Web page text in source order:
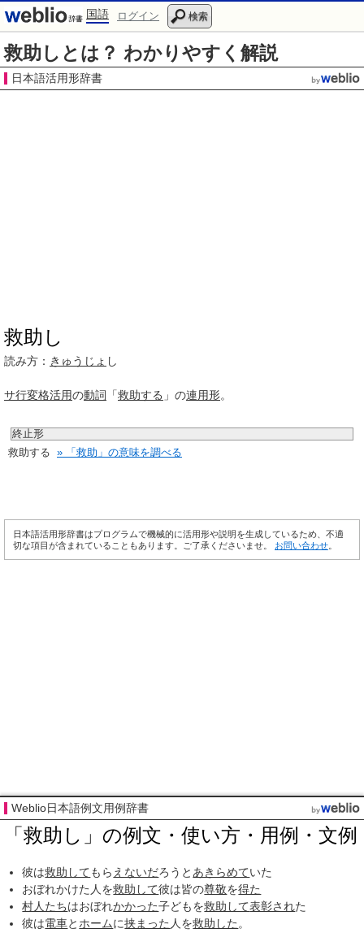
国語 ログイン 検索
救助しとは？ わかりやすく解説
日本語活用形辞書
救助し
読み方： きゅうじょ し
サ行変格活用の動詞 「救助する 」の連用形。
終止形
救助する » 「救助」の意味を調べる
日本語活用形辞書はプログラムで機械的に活用形や説明を生成しているため、不適
切な項目が含まれていることもあります。ご了承くださいませ。 お問い合わせ
Weblio日本語例文用例辞書
「救助し」の例文・使い方・用例・文例
彼は救助してもら えないだろうと あきらめていた
おぼれかけた人を救助して彼は皆の尊敬を得た
村人たちはおぼれかかった子どもを救助して表彰された
彼は電車と ホームに挟まった 人を救助した 。